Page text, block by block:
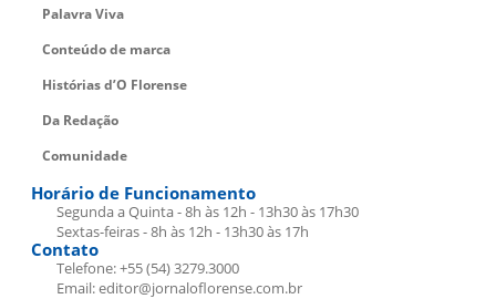
Palavra Viva
Conteúdo de marca
Histórias d’O Florense
Da Redação
Comunidade
Horário de Funcionamento
Segunda a Quinta - 8h às 12h - 13h30 às 17h30
Sextas-feiras - 8h às 12h - 13h30 às 17h
Contato
Telefone: +55 (54) 3279.3000
Email: editor@jornaloflorense.com.br